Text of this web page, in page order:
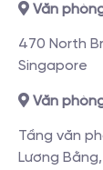
Văn
470 North
Singapore
Văn
Tầng văn
Lương